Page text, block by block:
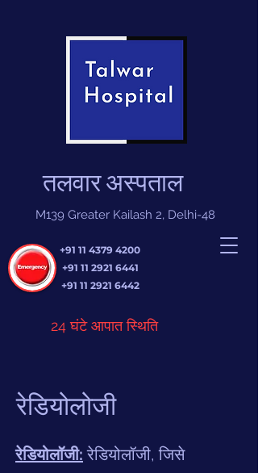
तलवार अस्पताल
+91 11 4379 4200
+91 11 2921 6441
+91 11 2921 6442
24 घंटे आपात स्थिति
M139 Greater Kailash 2, Delhi-48
रेडियोलोजी
रेडियोलॉजी: रेडियोलॉजी, जिसे